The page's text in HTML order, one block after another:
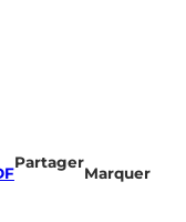
Partager
Marquer